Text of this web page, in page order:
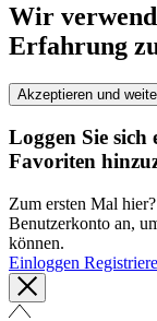
Wir
Erfahrung
Akzeptieren und
Loggen Sie sich
Favoriten
Zum ersten Mal
Benutzerkonto an,
können.
Einloggen